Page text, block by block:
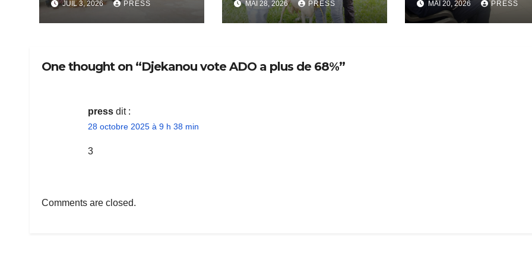
Produits Vivriers
officiellement
JUIL 3, 2026 PRESS MAI 28, 2026 PRESS
l’amicale des
Directeurs et
MAI 20, 2026 PRESS
One thought on “Djekanou vote ADO a plus de 68%”
press dit :
28 octobre 2025 à 9 h 38 min
3
Comments are closed.